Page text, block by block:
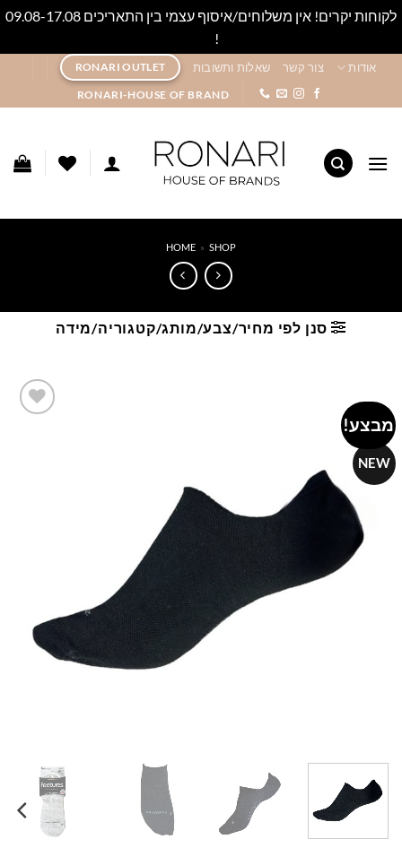
לקוחות יקרים! אין משלוחים/איסוף עצמי בין התאריכים 09.08-17.08
!
content
אודות צור קשר שאלות ותשובות RONARI OUTLET
RONARI-HOUSE OF BRAND
HOME » SHOP
סנן לפי מחיר/צבע/מותג/קטגוריה/מידה
מבצע!
NEW